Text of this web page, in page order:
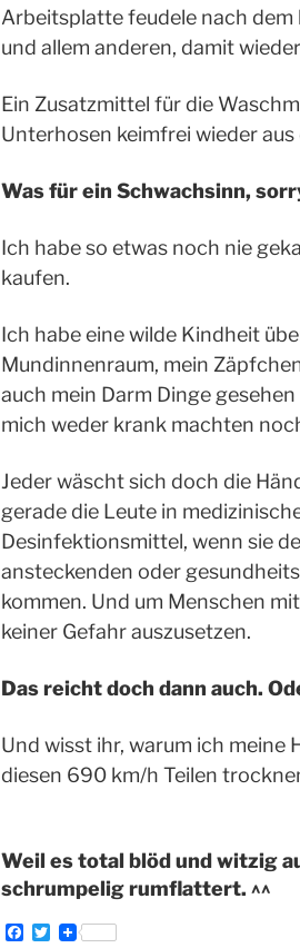
Arbeitsplatte feudele nach
und allem anderen, damit
Ein Zusatzmittel für die
Unterhosen keimfrei wieder
Was für ein Schwachsinn,
Ich habe so etwas noch nie
kaufen.
Ich habe eine wilde Kindheit
Mundinnenraum, mein
auch mein Darm Dinge
mich weder krank machten
Jeder wäscht sich doch die
gerade die Leute in
Desinfektionsmittel, wenn sie
ansteckenden oder
kommen. Und um Menschen
keiner Gefahr auszusetzen.
Das reicht doch dann auch.
Und wisst ihr, warum ich meine
diesen 690 km/h Teilen
Weil es total blöd und witzig
schrumpelig rumflattert. ^^
F
T